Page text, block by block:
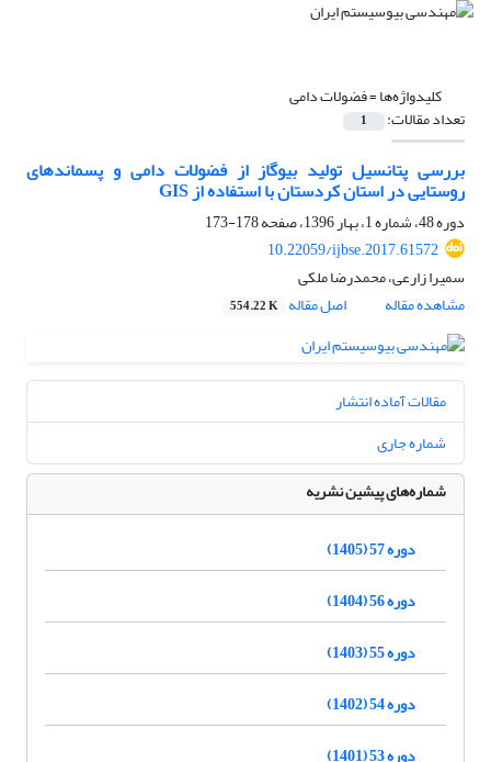
کلیدواژه‌ها =فضولات دامی
تعداد مقالات: 1
بررسی پتانسیل تولید بیوگاز از فضولات دامی و پسماندهای
روستایی در استان کردستان با استفاده از GIS
دوره 48، شماره 1، بهار 1396، صفحه
178-173
10.22059/ijbse.2017.61572
سمیرا زارعی، محمدرضا ملکی
مشاهده مقاله
اصل مقاله 554.22 K
مقالات آماده انتشار
شماره جاری
شماره‌های پیشین نشریه
دوره 57 (1405)
دوره 56 (1404)
دوره 55 (1403)
دوره 54 (1402)
دوره 53 (1401)